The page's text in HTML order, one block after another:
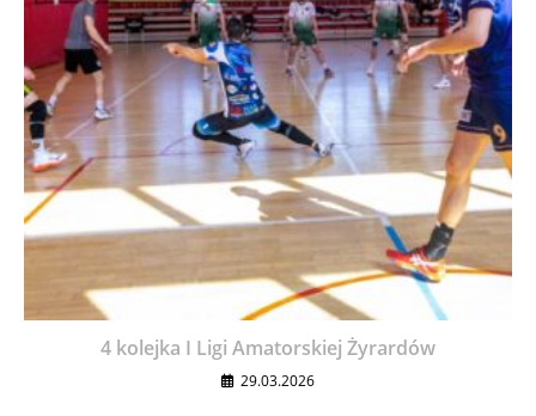
4 kolejka I Ligi Amatorskiej Żyrardów
29.03.2026